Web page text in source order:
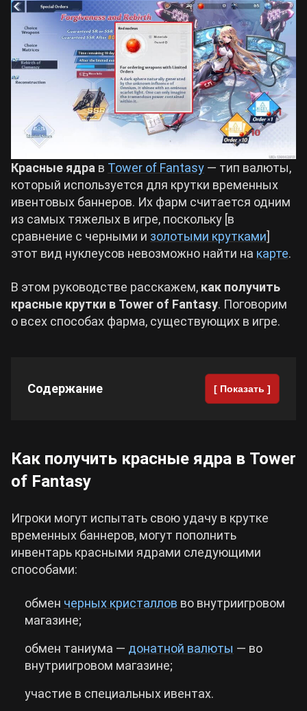
Crimson Desert
Zenless Zone Zero
Kingdom Come: Deliverance 2
Path of Exile 2
Wuthering Waves
Roblox
Hogwarts Legacy
Билды Arknights: Endfield
Билды Wuthering Waves
Билды Cyberpunk 2077
Билды Path of Exile 2
Красные ядра в Tower of Fantasy — тип валюты,
который используется для крутки временных
ивентовых баннеров. Их фарм считается одним
из самых тяжелых в игре, поскольку [в
сравнение с черными и золотыми крутками]
этот вид нуклеусов невозможно найти на карте.
В этом руководстве расскажем, как получить
красные крутки в Tower of Fantasy. Поговорим
о всех способах фарма, существующих в игре.
Содержание [ Показать ]
Как получить красные ядра в Tower
of Fantasy
Игроки могут испытать свою удачу в крутке
временных баннеров, могут пополнить
инвентарь красными ядрами следующими
способами:
обмен черных кристаллов во внутриигровом
магазине;
обмен таниума — донатной валюты — во
внутриигровом магазине;
участие в специальных ивентах.